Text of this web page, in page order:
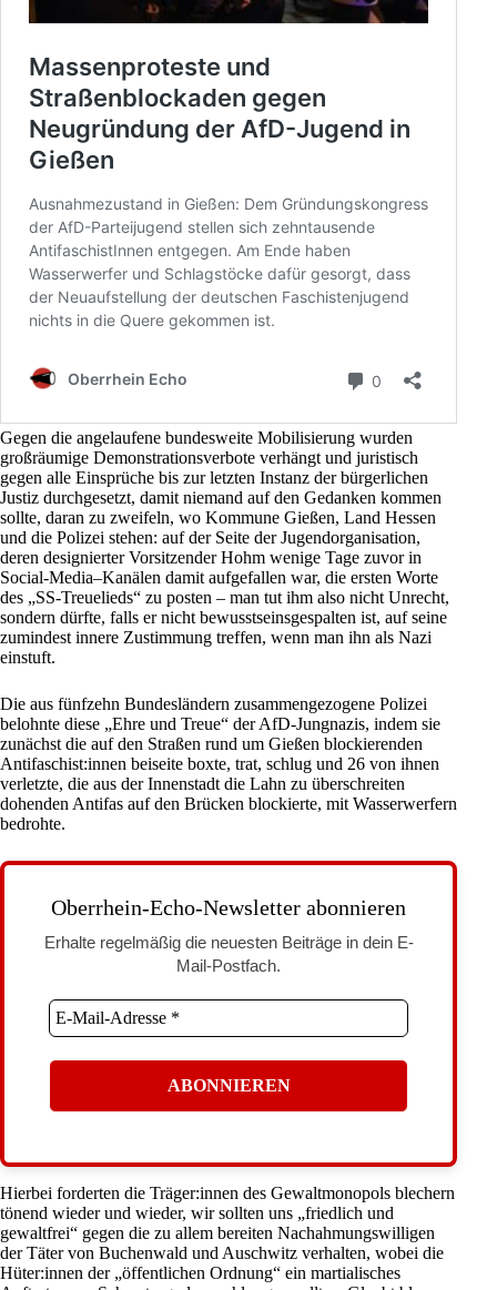
Gegen die angelaufene bundesweite Mobilisierung wurden
großräumige Demonstrationsverbote verhängt und juristisch
gegen alle Einsprüche bis zur letzten Instanz der bürgerlichen
Justiz durchgesetzt, damit niemand auf den Gedanken kommen
sollte, daran zu zweifeln, wo Kommune Gießen, Land Hessen
und die Polizei stehen: auf der Seite der Jugendorganisation,
deren designierter Vorsitzender Hohm wenige Tage zuvor in
Social-Media–Kanälen damit aufgefallen war, die ersten Worte
des „SS-Treuelieds“ zu posten – man tut ihm also nicht Unrecht,
sondern dürfte, falls er nicht bewusstseinsgespalten ist, auf seine
zumindest innere Zustimmung treffen, wenn man ihn als Nazi
einstuft.
Die aus fünfzehn Bundesländern zusammengezogene Polizei
belohnte diese „Ehre und Treue“ derAfD-Jungnazis, indem sie
zunächst die auf den Straßen rund um Gießen blockierenden
Antifaschist:innen beiseite boxte, trat, schlug und 26 von ihnen
verletzte, die aus der Innenstadt die Lahn zu überschreiten
dohenden Antifas auf den Brücken blockierte, mit Wasserwerfern
bedrohte.
Oberrhein-Echo-Newsletter abonnieren
Erhalte regelmäßig die neuesten Beiträge in dein E-
Mail-Postfach.
Hierbei forderten die Träger:innen des Gewaltmonopols blechern
tönend wieder und wieder, wir sollten uns „friedlich und
gewaltfrei“ gegen die zu allem bereiten Nachahmungswilligen
der Täter von Buchenwald und Auschwitz verhalten, wobei die
Hüter:innen der „öffentlichen Ordnung“ ein martialisches